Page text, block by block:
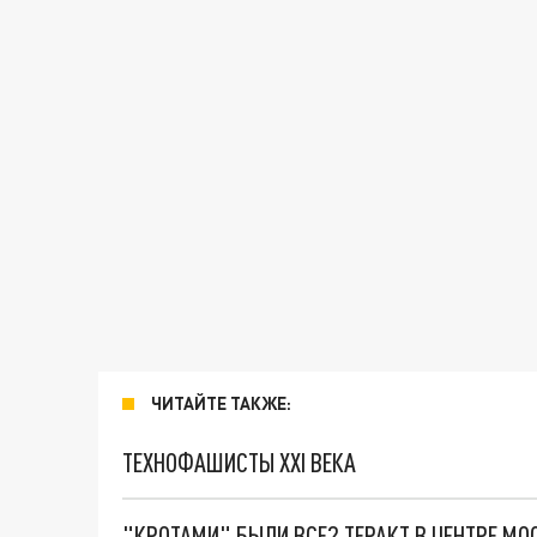
ЧИТАЙТЕ ТАКЖЕ:
ТЕХНОФАШИСТЫ XXI ВЕКА